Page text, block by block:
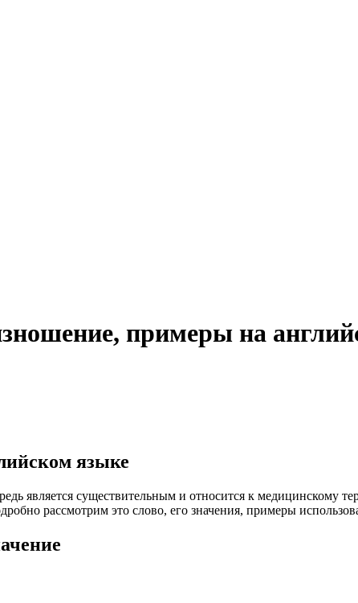
примеры на
языке
является существительным и относится к медицинскому
рассмотрим это слово, его значения, примеры